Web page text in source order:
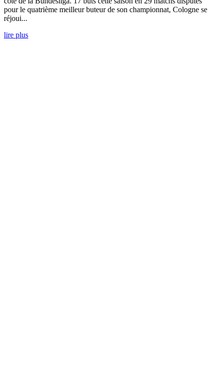
pour le quatrième meilleur buteur de son championnat, Cologne se
réjoui...
lire plus